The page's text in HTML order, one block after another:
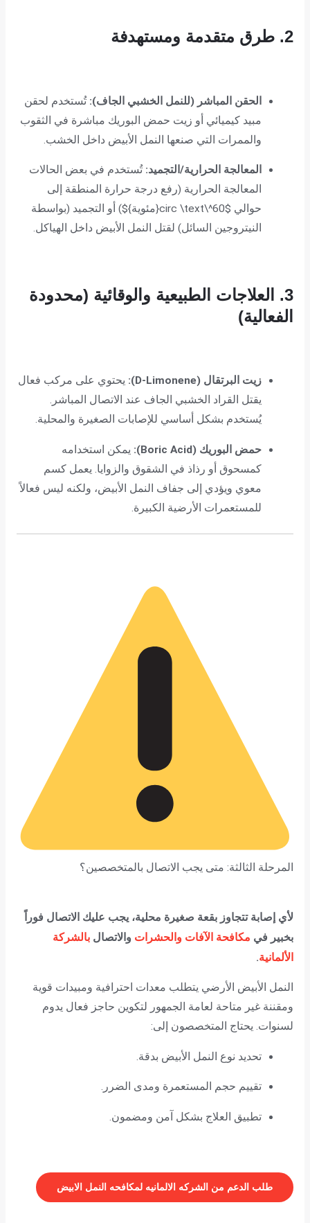
2. طرق متقدمة ومستهدفة
الحقن المباشر (للنمل الخشبي الجاف): تُستخدم لحقن
مبيد كيميائي أو زيت حمض البوريك مباشرة في الثقوب
والممرات التي صنعها النمل الأبيض داخل الخشب.
المعالجة الحرارية/التجميد: تُستخدم في بعض الحالات
المعالجة الحرارية (رفع درجة حرارة المنطقة إلى
حوالي $60^\circ \text{مئوية}$
) أو التجميد (بواسطة
النيتروجين السائل) لقتل النمل الأبيض داخل الهياكل.
3. العلاجات الطبيعية والوقائية (محدودة
الفعالية)
زيت البرتقال (D-Limonene):
يحتوي على مركب فعال
يقتل القراد الخشبي الجاف عند الاتصال المباشر.
يُستخدم بشكل أساسي للإصابات الصغيرة والمحلية.
حمض البوريك (Boric Acid):
يمكن استخدامه
كمسحوق أو رذاذ في الشقوق والزوايا. يعمل كسم
معوي ويؤدي إلى جفاف النمل الأبيض، ولكنه ليس فعالاً
للمستعمرات الأرضية الكبيرة.
المرحلة الثالثة: متى يجب الاتصال بالمتخصصين؟
لأي إصابة تتجاوز بقعة صغيرة محلية، يجب عليك الاتصال فوراً
بخبير في مكافحة الآفات والحشرات والاتصال بالشركة
الألمانية.
النمل الأبيض الأرضي يتطلب معدات احترافية ومبيدات قوية
ومقننة غير متاحة لعامة الجمهور لتكوين حاجز فعال يدوم
لسنوات. يحتاج المتخصصون إلى:
تحديد نوع النمل الأبيض بدقة.
تقييم حجم المستعمرة ومدى الضرر.
تطبيق العلاج بشكل آمن ومضمون.
طلب الدعم من الشركه الالمانيه لمكافحه النمل الابيض